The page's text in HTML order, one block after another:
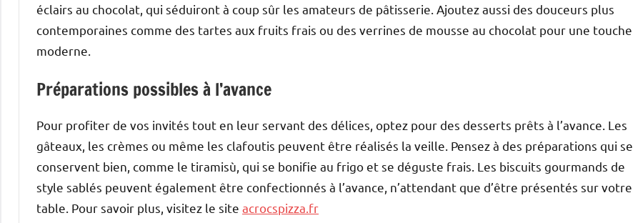
éclairs au chocolat, qui séduiront à coup sûr les amateurs de pâtisserie. Ajoutez aussi des douceurs plus
contemporaines comme des tartes aux fruits frais ou des verrines de mousse au chocolat pour une touche
moderne.
Préparations possibles à l’avance
Pour profiter de vos invités tout en leur servant des délices, optez pour des desserts prêts à l’avance. Les
gâteaux, les crèmes ou même les clafoutis peuvent être réalisés la veille. Pensez à des préparations qui se
conservent bien, comme le tiramisù, qui se bonifie au frigo et se déguste frais. Les biscuits gourmands de
style sablés peuvent également être confectionnés à l’avance, n’attendant que d’être présentés sur votre
table. Pour savoir plus, visitez le site acrocspizza.fr